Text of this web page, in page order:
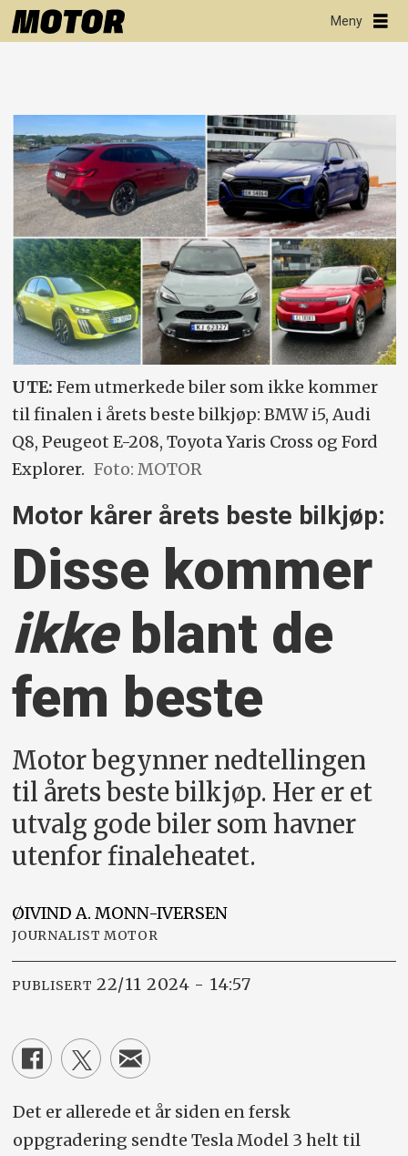
UTE:Fem utmerkede biler som ikke kommer
til finalen i årets beste bilkjøp: BMW i5, Audi
Q8, Peugeot E-208, Toyota Yaris Cross og Ford
Explorer. Foto: MOTOR
Motor kårer årets beste bilkjøp:
Disse kommer
ikkeblant de
fem beste
Motor begynner nedtellingen
til årets beste bilkjøp. Her er et
utvalg gode biler som havner
utenfor finaleheatet.
ØIVIND A. MONN-IVERSEN
JOURNALIST MOTOR
PUBLISERT 22/11 2024 - 14:57
Det er allerede et år siden en fersk
oppgradering sendte Tesla Model 3 helt til